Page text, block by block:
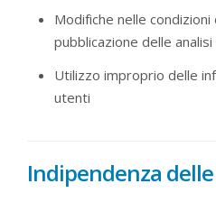
Modifiche nelle
pubblicazione delle analisi
Utilizzo improprio delle
utenti
Indipendenza